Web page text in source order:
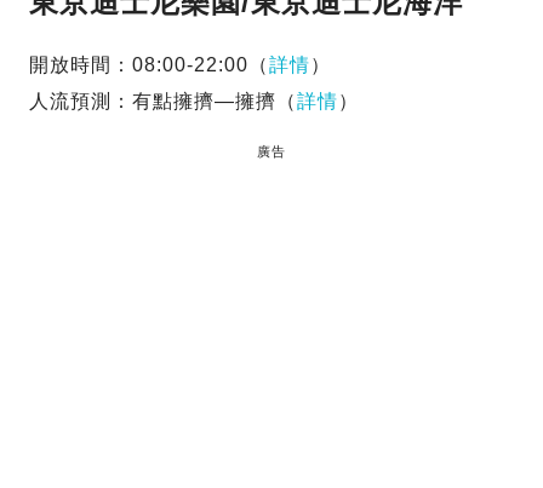
開放時間：08:00-22:00（詳情）
人流預測：有點擁擠—擁擠（詳情）
廣告